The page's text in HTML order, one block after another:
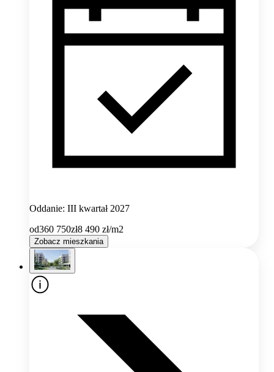
Oddanie: III kwartał 2027
od360 750zł8 490 zł/m2
Zobacz mieszkania